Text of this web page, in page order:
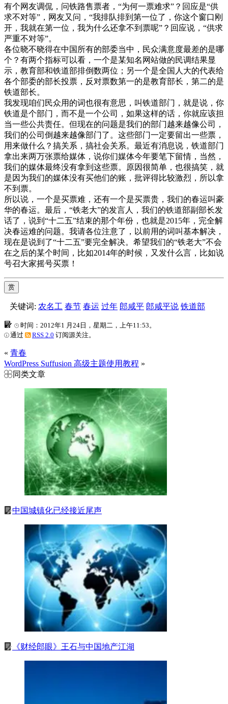
有个网友调侃，问铁路售票者，“为何一票难求”？回应是“供
求不对等”，网友又问，“我排队排到第一位了，你这个窗口刚
开，我就在第一位，我为什么还拿不到票呢”？回应说，“供求
严重不对等”。
各位晓不晓得在中国所有的部委当中，民众满意度最差的是哪
个？有两个指标可以看，一个是某知名网站做的民调结果显
示，教育部和铁道部排倒数两位；另一个是全国人大的代表给
各个部委的部长投票，反对票数第一的是教育部长，第二的是
铁道部长。
我发现咱们民众用的词也很有意思，叫铁道部门，就是说，你
铁道是个部门，而不是一个公司，如果这样的话，你就应该担
当一些公共责任。但现在的问题是我们的部门越来越像公司，
我们的公司倒越来越像部门了。这些部门一定要留出一些票，
用来做什么？搞关系，搞社会关系。最近有消息说，铁道部门
拿出来两万张票给媒体，说你们媒体今年要笔下留情，当然，
我们的媒体最终没有拿到这些票。原因很简单，也很搞笑，就
是因为我们的媒体没有买他们的账，批评得比较激烈，所以拿
不到票。
所以说，一个是买票难，还有一个是买票贵，我们的春运叫豪
华的春运。最后，“铁老大”的发言人，我们的铁道部副部长发
话了，说到“十二五”结束的那个年份，也就是2015年，完全解
决春运难的问题。我请各位注意了，以前用的词叫基本解决，
现在是说到了“十二五”要完全解决。希望我们的“铁老大”不会
在之后的某个时间，比如2014年的时候，又发什么言，比如说
号召大家摇号买票！
赏
关键词: 农名工 春节 春运 过年 郎咸平 郎咸平说 铁道部
时间：2012年1 月24日，星期二，上午11:53。
通过
RSS 2.0 订阅源关注。
« 青春
WordPress Suffusion 高级主题使用教程 »
同类文章
中国城镇化已经接近尾声
《财经郎眼》王石与中国地产江湖